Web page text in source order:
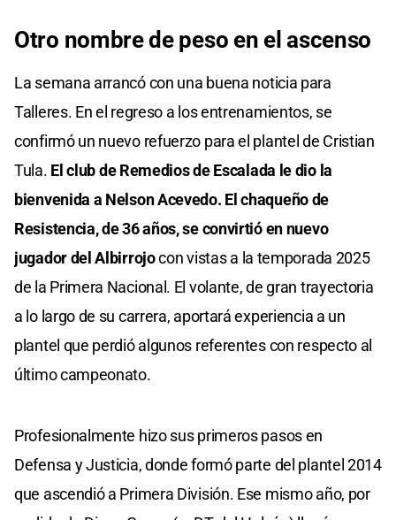
Otro nombre de peso en el ascenso
La semana arrancó con una buena noticia para
Talleres. En el regreso a los entrenamientos, se
confirmó un nuevo refuerzo para el plantel de Cristian
Tula. El club de Remedios de Escalada le dio la
bienvenida a Nelson Acevedo. El chaqueño de
Resistencia, de 36 años, se convirtió en nuevo
jugador del Albirrojocon vistas a la temporada 2025
de la Primera Nacional. El volante, de gran trayectoria
a lo largo de su carrera, aportará experiencia a un
plantel que perdió algunos referentes con respecto al
último campeonato.
Profesionalmente hizo sus primeros pasos en
Defensa y Justicia, donde formó parte del plantel 2014
que ascendió a Primera División. Ese mismo año, por